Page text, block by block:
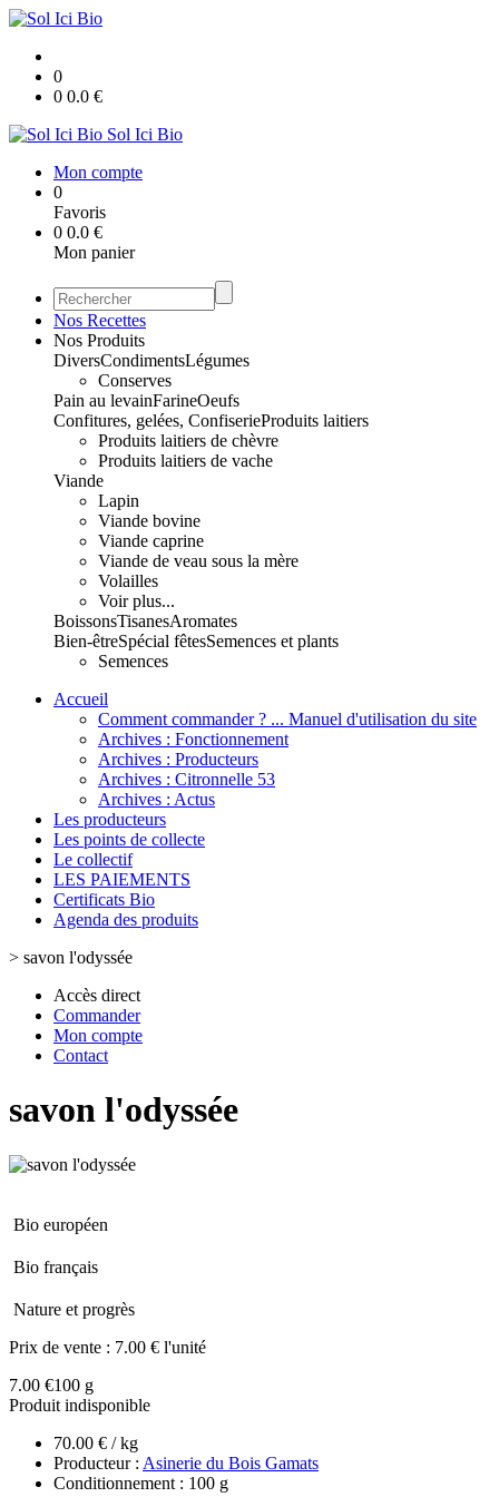
0
0 0.0 €
Sol Ici Bio
Mon compte
0
Favoris
0 0.0 €
Mon panier
Nos Recettes
Nos Produits
DiversCondimentsLégumes
Conserves
Pain au levainFarineOeufs
Confitures, gelées, ConfiserieProduits laitiers
Produits laitiers de chèvre
Produits laitiers de vache
Viande
Lapin
Viande bovine
Viande caprine
Viande de veau sous la mère
Volailles
Voir plus...
BoissonsTisanesAromates
Bien-êtreSpécial fêtesSemences et plants
Semences
Accueil
Comment commander ? ... Manuel d'utilisation du site
Archives : Fonctionnement
Archives : Producteurs
Archives : Citronnelle 53
Archives : Actus
Les producteurs
Les points de collecte
Le collectif
LES PAIEMENTS
Certificats Bio
Agenda des produits
> savon l'odyssée
Accès direct
Commander
Mon compte
Contact
savon l'odyssée
Bio européen
Bio français
Nature et progrès
Prix de vente : 7.00 € l'unité
7.00 €100 g
Produit indisponible
70.00 € / kg
Producteur : Asinerie du Bois Gamats
Conditionnement : 100 g